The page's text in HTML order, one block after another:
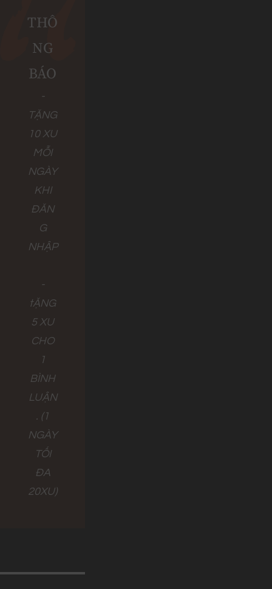
THÔ
NG
BÁO
-
TẶNG
10 XU
MỖI
NGÀY
KHI
ĐĂN
G
NHẬP
-
tẶNG
5 XU
CHO
1
BÌNH
LUẬN
. (1
NGÀY
TỐI
ĐA
20XU)